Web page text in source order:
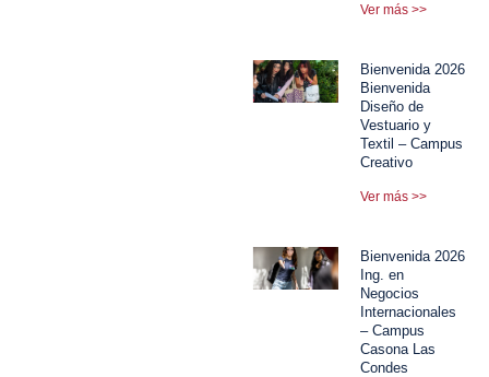
Ver más >>
Bienvenida 2026
Bienvenida
Diseño de
Vestuario y
Textil – Campus
Creativo
Ver más >>
Bienvenida 2026
Ing. en
Negocios
Internacionales
– Campus
Casona Las
Condes